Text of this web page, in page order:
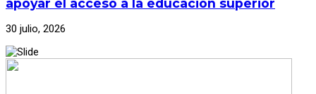
30 julio, 2026